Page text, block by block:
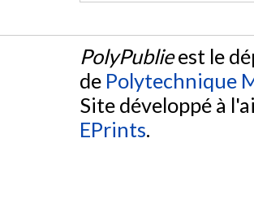
PolyPublieest le
de Polytechnique
Site développé à
EPrints.